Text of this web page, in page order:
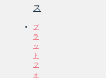
ス
プ
ラ
ッ
ト
フ
ォ